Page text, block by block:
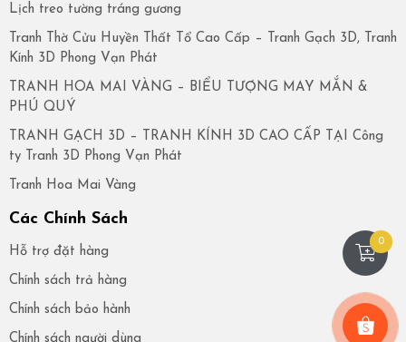
Lịch treo tường tráng gương
Tranh Thờ Cửu Huyền Thất Tổ Cao Cấp – Tranh Gạch 3D, Tranh
Kính 3D Phong Vạn Phát
TRANH HOA MAI VÀNG – BIỂU TƯỢNG MAY MẮN &
PHÚ QUÝ
TRANH GẠCH 3D – TRANH KÍNH 3D CAO CẤP TẠI Công
ty Tranh 3D Phong Vạn Phát
Tranh Hoa Mai Vàng
Các Chính Sách
Hỗ trợ đặt hàng
Chính sách trả hàng
Chính sách bảo hành
Chính sách người dùng
0